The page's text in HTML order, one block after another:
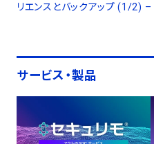
リエンスとバックアップ (1/2)
サービス・製品